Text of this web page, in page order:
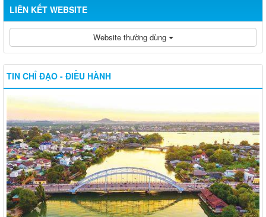
LIÊN KẾT WEBSITE
Website thường dùng
TIN CHỈ ĐẠO - ĐIỀU HÀNH